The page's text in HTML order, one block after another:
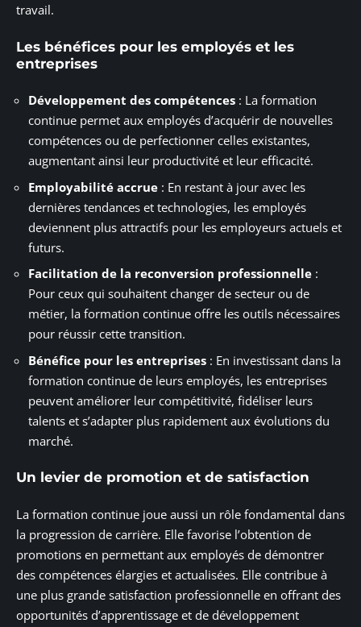
travail.
Les bénéfices pour les employés et les
entreprises
Développement des compétences : La formation
continue permet aux employés d’acquérir de nouvelles
compétences ou de perfectionner celles existantes,
augmentant ainsi leur productivité et leur efficacité.
Employabilité accrue : En restant à jour avec les
dernières tendances et technologies, les employés
deviennent plus attractifs pour les employeurs actuels et
futurs.
Facilitation de la reconversion professionnelle :
Pour ceux qui souhaitent changer de secteur ou de
métier, la formation continue offre les outils nécessaires
pour réussir cette transition.
Bénéfice pour les entreprises : En investissant dans la
formation continue de leurs employés, les entreprises
peuvent améliorer leur compétitivité, fidéliser leurs
talents et s’adapter plus rapidement aux évolutions du
marché.
Un levier de promotion et de satisfaction
La formation continue joue aussi un rôle fondamental dans
la progression de carrière. Elle favorise l’obtention de
promotions en permettant aux employés de démontrer
des compétences élargies et actualisées. Elle contribue à
une plus grande satisfaction professionnelle en offrant des
opportunités d’apprentissage et de développement